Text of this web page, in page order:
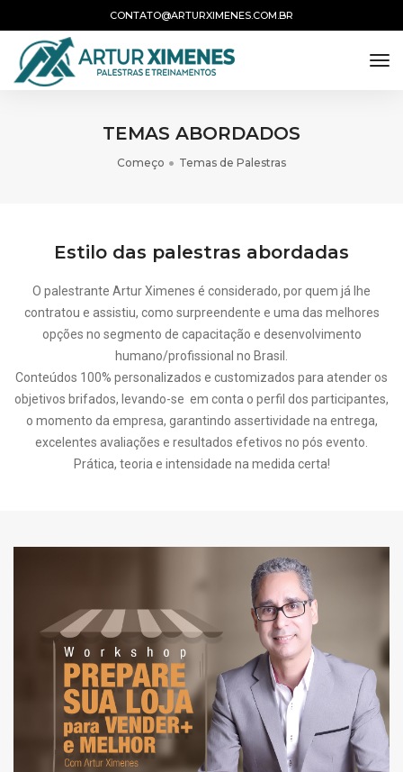
CONTATO@ARTURXIMENES.COM.BR
TEMAS ABORDADOS
Começo Temas de Palestras
Estilo das palestras abordadas
O palestrante Artur Ximenes é considerado, por quem já lhe
contratou e assistiu, como surpreendente e uma das melhores
opções no segmento de capacitação e desenvolvimento
humano/profissional no Brasil.
Conteúdos 100% personalizados e customizados para atender os
objetivos brifados, levando-se em conta o perfil dos participantes,
o momento da empresa, garantindo assertividade na entrega,
excelentes avaliações e resultados efetivos no pós evento.
Prática, teoria e intensidade na medida certa!